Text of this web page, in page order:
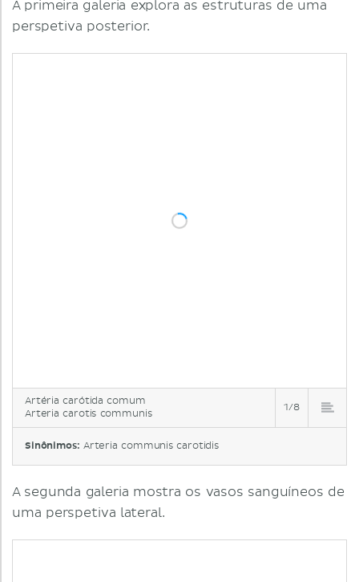
A primeira galeria explora as estruturas de uma
perspetiva posterior.
Artéria carótida comum
Arteria carotis communis
1/8
Sinônimos: Arteria communis carotidis
A segunda galeria mostra os vasos sanguíneos de
uma perspetiva lateral.